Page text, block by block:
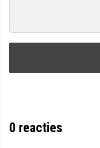
0 reacties